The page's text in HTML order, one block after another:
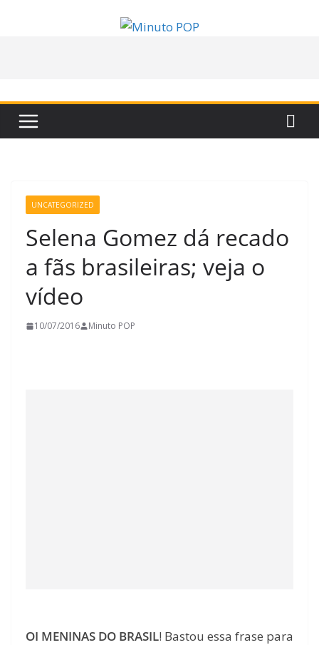
UNCATEGORIZED
Selena Gomez dá recado
a fãs brasileiras; veja o
vídeo
10/07/2016 Minuto POP
OI MENINAS DO BRASIL! Bastou essa frase para